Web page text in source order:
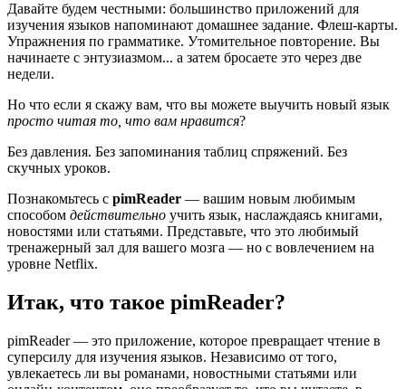
Давайте будем честными: большинство приложений для
изучения языков напоминают домашнее задание. Флеш-карты.
Упражнения по грамматике. Утомительное повторение. Вы
начинаете с энтузиазмом... а затем бросаете это через две
недели.
Но что если я скажу вам, что вы можете выучить новый язык
просто читая то, что вам нравится?
Без давления. Без запоминания таблиц спряжений. Без
скучных уроков.
Познакомьтесь с pimReader — вашим новым любимым
способом действительно учить язык, наслаждаясь книгами,
новостями или статьями. Представьте, что это любимый
тренажерный зал для вашего мозга — но с вовлечением на
уровне Netflix.
Итак, что такое pimReader?
pimReader — это приложение, которое превращает чтение в
суперсилу для изучения языков. Независимо от того,
увлекаетесь ли вы романами, новостными статьями или